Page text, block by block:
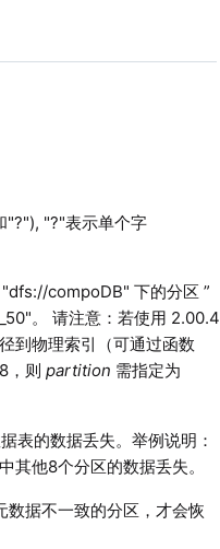
"?"), "?"表示单个字
compoDB" 下的分区 ”
。 请注意：若使用 2.00.4
到物理索引（可通过函数
，则partition 需指定为
表的数据丢失。举例说明：
其他8个分区的数据丢失。
据不一致的分区，才会恢